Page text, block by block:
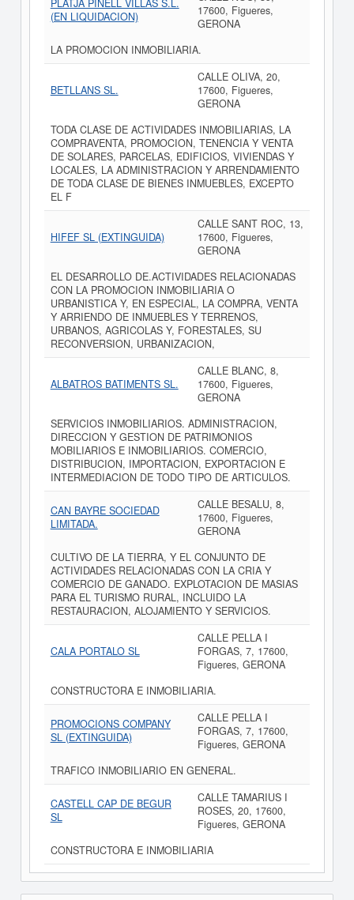
PLATJA PINELL VILLAS S.L.
(EN LIQUIDACION)
17600, Figueres,
GERONA
LA PROMOCION INMOBILIARIA.
BETLLANS SL.
CALLE OLIVA, 20,
17600, Figueres,
GERONA
TODA CLASE DE ACTIVIDADES INMOBILIARIAS, LA
COMPRAVENTA, PROMOCION, TENENCIA Y VENTA
DE SOLARES, PARCELAS, EDIFICIOS, VIVIENDAS Y
LOCALES, LA ADMINISTRACION Y ARRENDAMIENTO
DE TODA CLASE DE BIENES INMUEBLES, EXCEPTO
EL F
HIFEF SL (EXTINGUIDA)
CALLE SANT ROC, 13,
17600, Figueres,
GERONA
EL DESARROLLO DE.ACTIVIDADES RELACIONADAS
CON LA PROMOCION INMOBILIARIA O
URBANISTICA Y, EN ESPECIAL, LA COMPRA, VENTA
Y ARRIENDO DE INMUEBLES Y TERRENOS,
URBANOS, AGRICOLAS Y, FORESTALES, SU
RECONVERSION, URBANIZACION,
ALBATROS BATIMENTS SL.
CALLE BLANC, 8,
17600, Figueres,
GERONA
SERVICIOS INMOBILIARIOS. ADMINISTRACION,
DIRECCION Y GESTION DE PATRIMONIOS
MOBILIARIOS E INMOBILIARIOS. COMERCIO,
DISTRIBUCION, IMPORTACION, EXPORTACION E
INTERMEDIACION DE TODO TIPO DE ARTICULOS.
CAN BAYRE SOCIEDAD
LIMITADA.
CALLE BESALU, 8,
17600, Figueres,
GERONA
CULTIVO DE LA TIERRA, Y EL CONJUNTO DE
ACTIVIDADES RELACIONADAS CON LA CRIA Y
COMERCIO DE GANADO. EXPLOTACION DE MASIAS
PARA EL TURISMO RURAL, INCLUIDO LA
RESTAURACION, ALOJAMIENTO Y SERVICIOS.
CALA PORTALO SL
CALLE PELLA I
FORGAS, 7, 17600,
Figueres, GERONA
CONSTRUCTORA E INMOBILIARIA.
PROMOCIONS COMPANY
SL (EXTINGUIDA)
CALLE PELLA I
FORGAS, 7, 17600,
Figueres, GERONA
TRAFICO INMOBILIARIO EN GENERAL.
CASTELL CAP DE BEGUR
SL
CALLE TAMARIUS I
ROSES, 20, 17600,
Figueres, GERONA
CONSTRUCTORA E INMOBILIARIA